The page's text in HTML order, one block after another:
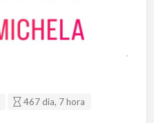
467 dia, 7 hora